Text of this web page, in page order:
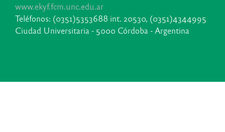
www.ekyf.fcm.unc.edu.ar
Teléfonos: (0351)5353688 int. 20530, (0351)4344995
Ciudad Universitaria - 5000 Córdoba - Argentina